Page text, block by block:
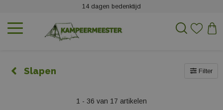
14 dagen bedenktijd
Slapen Filter
1 - 36 van 17 artikelen